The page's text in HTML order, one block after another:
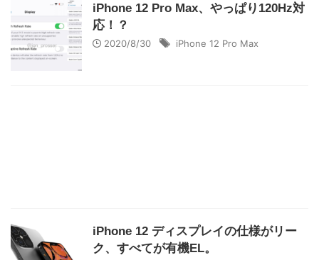
iPhone 12 Pro Max、やっぱり120Hz対
応！？
2020/8/30 iPhone 12 Pro Max
iPhone 12 ディスプレイの仕様がリー
ク、すべてが有機EL。